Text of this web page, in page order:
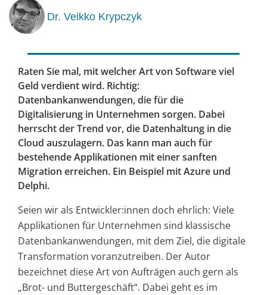
Dr. Veikko Krypczyk
Raten Sie mal, mit welcher Art von Software viel
Geld verdient wird. Richtig:
Datenbankanwendungen, die für die
Digitalisierung in Unternehmen sorgen. Dabei
herrscht der Trend vor, die Datenhaltung in die
Cloud auszulagern. Das kann man auch für
bestehende Applikationen mit einer sanften
Migration erreichen. Ein Beispiel mit Azure und
Delphi.
Seien wir als Entwickler:innen doch ehrlich: Viele
Applikationen für Unternehmen sind klassische
Datenbankanwendungen, mit dem Ziel, die digitale
Transformation voranzutreiben. Der Autor
bezeichnet diese Art von Aufträgen auch gern als
„Brot- und Buttergeschäft“. Dabei geht es im